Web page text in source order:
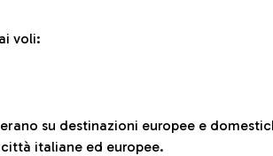
voli:
su destinazioni europee e
italiane ed europee.